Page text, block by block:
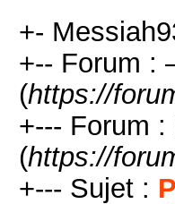
+-
+-- Forum :
(https://
+--- Forum
(https://
+--- Sujet :